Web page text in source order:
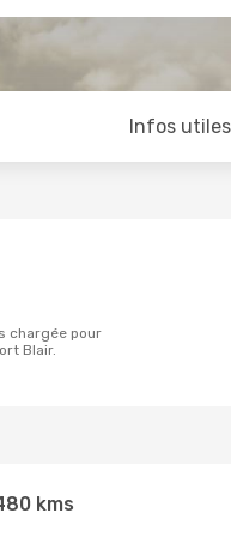
Infos utiles
Blair.
kms